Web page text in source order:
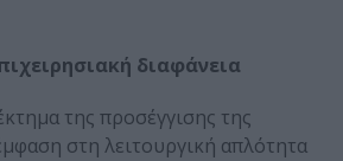
διαφάνεια
της προσέγγισης της
στη λειτουργική απλότητα